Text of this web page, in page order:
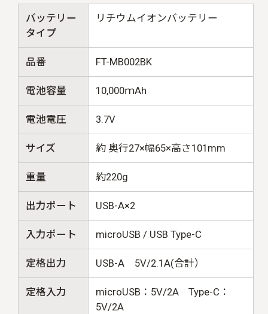
バッテリー
タイプ
リチウムイオンバッテリー
品番 FT-MB002BK
電池容量 10,000ｍAh
電池電圧 3.7V
サイズ 約 奥行27×幅65×高さ101mm
重量 約220g
出力ポート USB-A×2
入力ポート microUSB / USB Type-C
定格出力 USB-A 5V/2.1A(合計）
定格入力
microUSB：5V/2A Type-C：
5V/2A